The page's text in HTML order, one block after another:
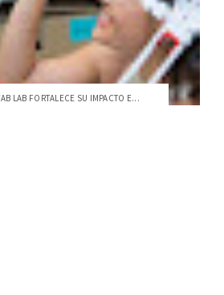
LAB FORTALECE SU IMPACTO E...